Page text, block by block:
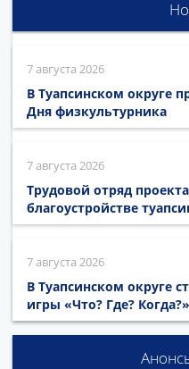
7 августа 2026
В Туапсинском округе
Дня физкультурника
7 августа 2026
Трудовой отряд
благоустройстве
7 августа 2026
В Туапсинском округе
игры «Что? Где? Когда?»